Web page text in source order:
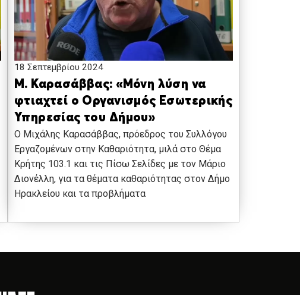
18 Σεπτεμβρίου 2024
Μ. Καρασάββας: «Μόνη λύση να
φτιαχτεί ο Οργανισμός Εσωτερικής
Υπηρεσίας του Δήμου»
Ο Μιχάλης Καρασάββας, πρόεδρος του Συλλόγου
Εργαζομένων στην Καθαριότητα, μιλά στο Θέμα
Κρήτης 103.1 και τις Πίσω Σελίδες με τον Μάριο
Διονέλλη, για τα θέματα καθαριότητας στον Δήμο
Ηρακλείου και τα προβλήματα